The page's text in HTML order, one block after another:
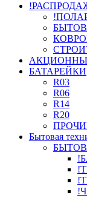
БАТАРЕЙКИ
R03
R06
R14
R20
Бытовая